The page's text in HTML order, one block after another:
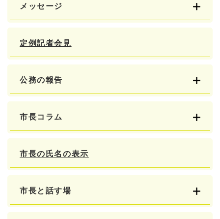
メッセージ
定例記者会見
公務の報告
市長コラム
市長の氏名の表示
市長と話す場